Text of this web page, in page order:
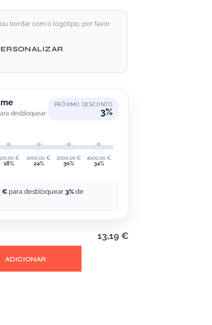
bordar com o logótipo, por favor
desbloquear
PRÓXIMO DESCONTO
3%
€
18%
1000,00€
24%
2000,00 €
30%
4000,00 €
34%
€ para desbloquear3% de
13,19 €
ADICIONAR